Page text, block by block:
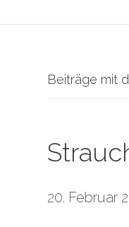
Beiträge mit
20. Februar